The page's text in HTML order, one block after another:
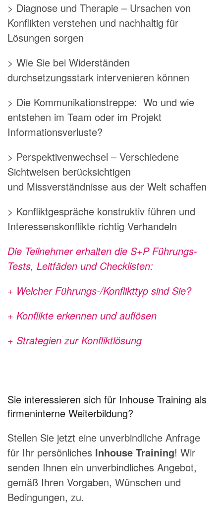
> Diagnose und Therapie – Ursachen von
Konflikten verstehen und nachhaltig für
Lösungen sorgen
> Wie Sie bei Widerständen
durchsetzungsstark intervenieren können
> Die Kommunikationstreppe: Wo und wie
entstehen im Team oder im Projekt
Informationsverluste?
> Perspektivenwechsel – Verschiedene
Sichtweisen berücksichtigen
und Missverständnisse aus der Welt schaffen
> Konfliktgespräche konstruktiv führen und
Interessenskonflikte richtig Verhandeln
Die Teilnehmer erhalten die S+P Führungs-
Tests, Leitfäden und Checklisten:
+ Welcher Führungs-/Konflikttyp sind Sie?
+ Konflikte erkennen und auflösen
+ Strategien zur Konfliktlösung
Sie interessieren sich für Inhouse Training als
firmeninterne Weiterbildung?
Stellen Sie jetzt eine unverbindliche Anfrage
für Ihr persönliches Inhouse Training! Wir
senden Ihnen ein unverbindliches Angebot,
gemäß Ihren Vorgaben, Wünschen und
Bedingungen, zu.